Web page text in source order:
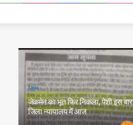
law
जेकमेन का भूत फिर निकला, पेशी इस बार
जिला न्यायालय में आज